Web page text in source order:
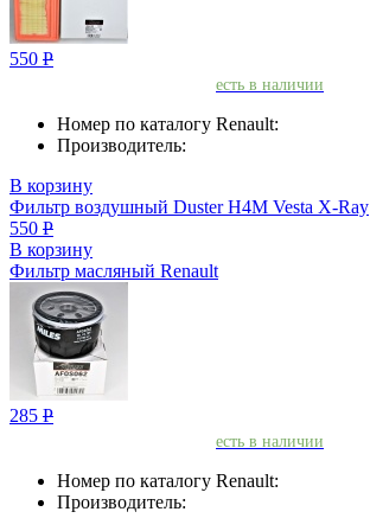
550 Р
есть в наличии
Номер по каталогу Renault:
Производитель:
В корзину
Фильтр воздушный Duster H4M Vesta X-Ray
550 Р
В корзину
Фильтр масляный Renault
285 Р
есть в наличии
Номер по каталогу Renault:
Производитель: